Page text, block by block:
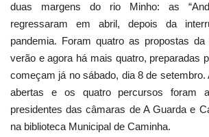
Cultura
Lazer
Ambiente
duas margens do rio Minho: as
regressaram em abril, depois da
pandemia. Foram quatro as propostas
verão e agora há mais quatro, preparadas
começam já no sábado, dia 8 de
abertas e os quatro percursos foram
presidentes das câmaras de A Guarda e
na biblioteca Municipal de Caminha.